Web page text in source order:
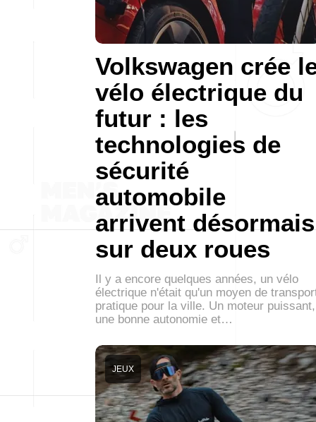
Volkswagen crée
vélo électrique du
futur : les
technologies de
sécurité
automobile
arrivent désormais
sur deux roues
Il y a encore quelques années, un vélo
électrique n'était qu'un moyen de
pratique pour la ville. Un moteur puissant,
une bonne autonomie et…
JEUX